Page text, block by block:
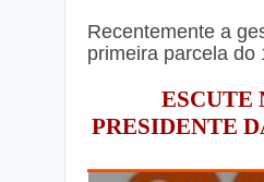
Recentemente a
primeira parcela do
ESCUTE
PRESIDENTE